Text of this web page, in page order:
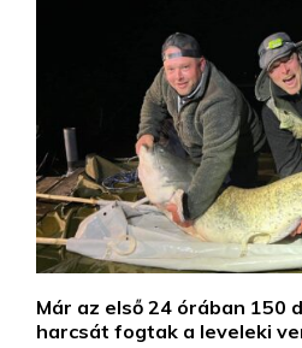
Már az első 24 órában 150
harcsát fogtak a leveleki